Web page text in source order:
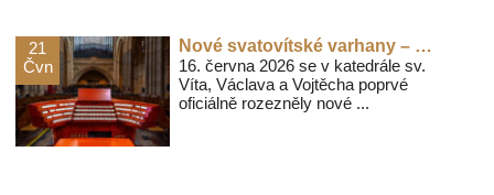
21
Čvn
Nové svatovítské varhany – na slavnostní požehnání naváže varhanní oktáv
16. června 2026 se v katedrále sv.
Víta, Václava a Vojtěcha poprvé
oficiálně rozezněly nové ...